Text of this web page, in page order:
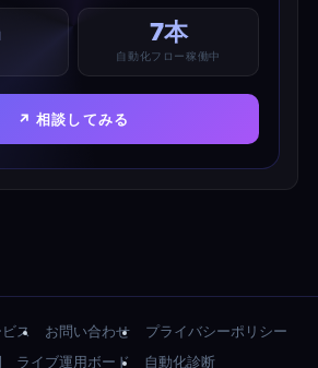
7本
自動化フロー稼働中
↗ 相談してみる
ス お問い合わせ
プライバシーポリシー
ライブ運用ボード 自動化診断